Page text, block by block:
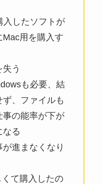
入したソフトが
用を購入す
う
も必要、結
、ファイルも
事の能率が下が
なる
が進まなくなり
くて購入したの